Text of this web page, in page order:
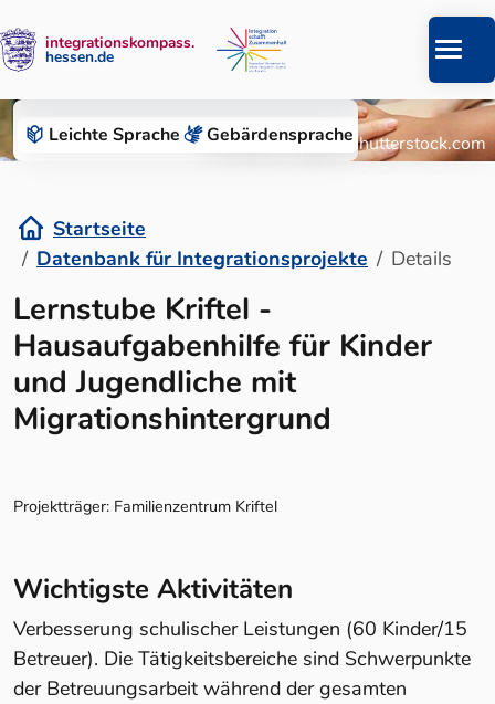
Leichte Sprache Gebärden­sprache
Zum Inhalt springen
integrationskompass.
hessen.de
Datenbank für Integrationsprojekte
© Roman Chazov/Shutterstock.com
Startseite
Datenbank für Integrationsprojekte
Details
Details
Lernstube Kriftel -
Hausaufgabenhilfe für Kinder
und Jugendliche mit
Migrationshintergrund
Projektträger: Familienzentrum Kriftel
Wichtigste Aktivitäten
Verbesserung schulischer Leistungen (60 Kinder/15
Betreuer). Die Tätigkeitsbereiche sind Schwerpunkte
der Betreuungsarbeit während der gesamten